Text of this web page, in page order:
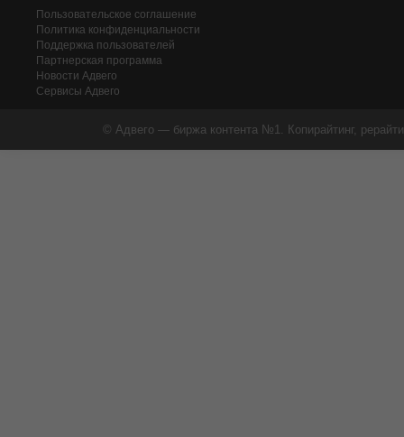
Пользовательское соглашение
Политика конфиденциальности
Поддержка пользователей
Партнерская программа
Новости Адвего
Сервисы Адвего
© Адвего — биржа контента №1. Копирайтинг,